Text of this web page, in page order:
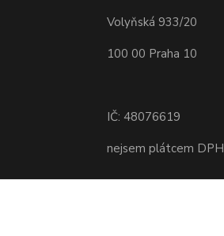
Volyňská 933/20
100 00 Praha 10
IČ: 48076619
nejsem plátcem DPH